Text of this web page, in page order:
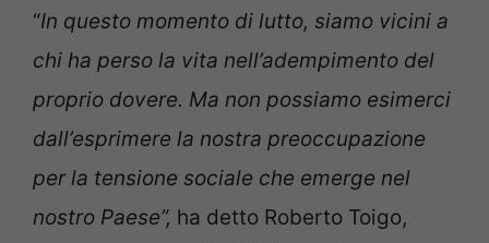
“In questo momento di lutto, siamo vicini a
chi ha perso la vita nell’adempimento del
proprio dovere. Ma non possiamo esimerci
dall’esprimere la nostra preoccupazione
per la tensione sociale che emerge nel
nostro Paese”, ha detto Roberto Toigo,